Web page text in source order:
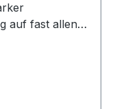
auf fast allen